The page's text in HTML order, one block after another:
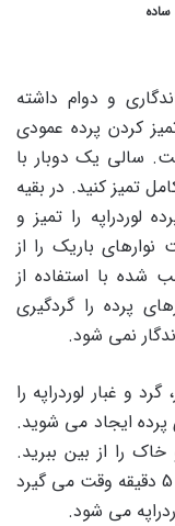
و دوام داشته
کردن پرده عمودی
سالی یک دوبار با
تمیز کنید. در بقیه
لوردراپه را تمیز و
نوارهای باریک را از
شده با استفاده از
پرده را گردگیری
نمی شود.
و غبار لوردراپه را
پرده ایجاد می شوید.
را از بین ببرید.
گردگیری و جاروکشی هفته ای پرده کمتر از 5 دقیقه وقت می گیرد
می شود.